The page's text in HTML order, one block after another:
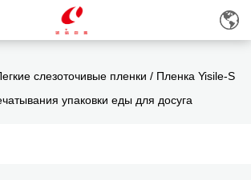
слезоточивые пленки / Пленка Yisile-S
упаковки еды для досуга